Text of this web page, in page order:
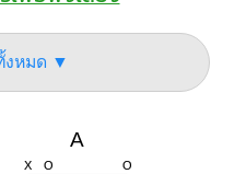
งหมด ▼
A
X O O